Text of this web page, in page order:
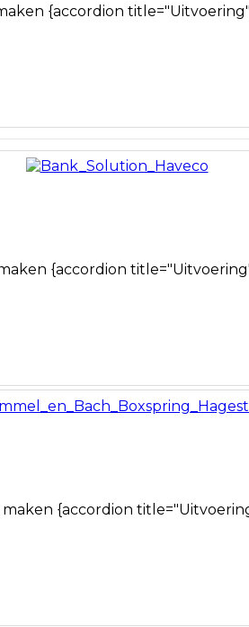
{accordion
{accordion
{accordion